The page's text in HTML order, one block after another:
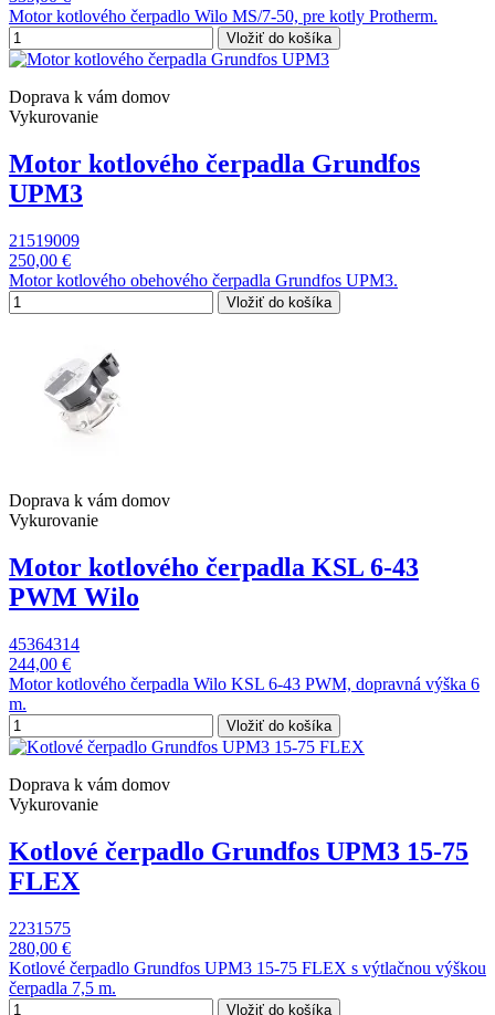
Motor kotlového čerpadlo Wilo MS/7-50, pre kotly Protherm.
Vložiť do košíka
Doprava k vám domov
Vykurovanie
Motor kotlového čerpadla Grundfos
UPM3
21519009
250,00 €
Motor kotlového obehového čerpadla Grundfos UPM3.
Vložiť do košíka
Doprava k vám domov
Vykurovanie
Motor kotlového čerpadla KSL 6-43
PWM Wilo
45364314
244,00 €
Motor kotlového čerpadla Wilo KSL 6-43 PWM, dopravná výška 6
m.
Vložiť do košíka
Doprava k vám domov
Vykurovanie
Kotlové čerpadlo Grundfos UPM3 15-75
FLEX
2231575
280,00 €
Kotlové čerpadlo Grundfos UPM3 15-75 FLEX s výtlačnou výškou
čerpadla 7,5 m.
Vložiť do košíka